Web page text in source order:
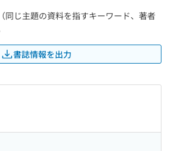
同じ主題の資料を指すキーワード、著者
書誌情報を出力